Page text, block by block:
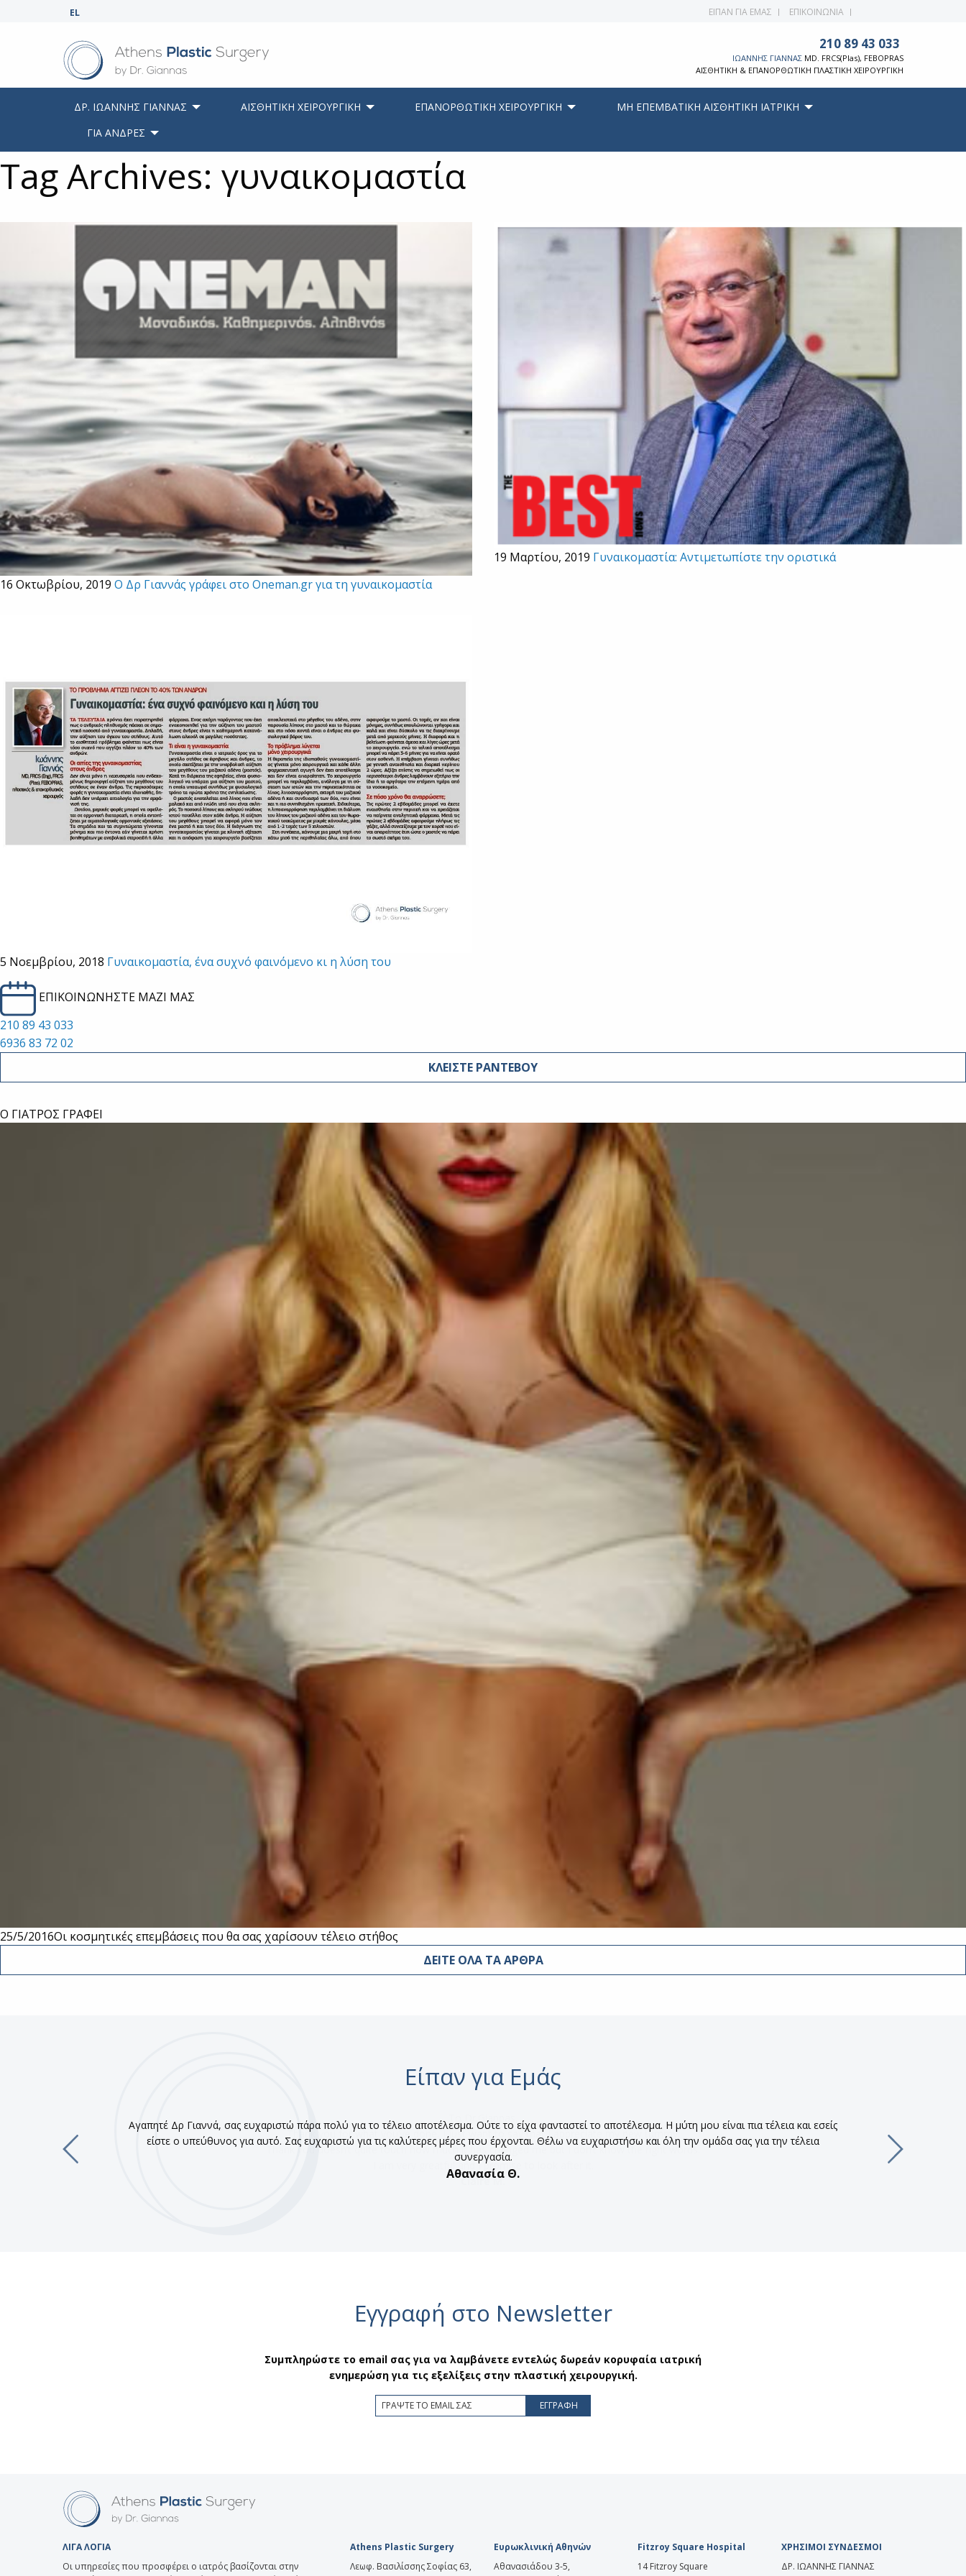
EL ΕΙΠΑΝ ΓΙΑ ΕΜΑΣ ΕΠΙΚΟΙΝΩΝΙΑ
210 89 43 033
ΙΩΑΝΝΗΣ ΓΙΑΝΝΑΣ MD. FRCS(Plas), FEBOPRAS
ΑΙΣΘΗΤΙΚΗ & ΕΠΑΝΟΡΘΩΤΙΚΗ ΠΛΑΣΤΙΚΗ ΧΕΙΡΟΥΡΓΙΚΗ
ΔΡ. ΙΩΑΝΝΗΣ ΓΙΑΝΝΑΣ ΑΙΣΘΗΤΙΚΗ ΧΕΙΡΟΥΡΓΙΚΗ ΕΠΑΝΟΡΘΩΤΙΚΗ ΧΕΙΡΟΥΡΓΙΚΗ
ΜΗ ΕΠΕΜΒΑΤΙΚΗ ΑΙΣΘΗΤΙΚΗ ΙΑΤΡΙΚΗ
ΓΙΑ ΑΝΔΡΕΣ
Tag Archives: γυναικομαστία
16 Οκτωβρίου, 2019 O Δρ Γιαννάς γράφει στο Oneman.gr για τη γυναικομαστία
19 Μαρτίου, 2019 Γυναικομαστία: Αντιμετωπίστε την οριστικά
5 Νοεμβρίου, 2018 Γυναικομαστία, ένα συχνό φαινόμενο κι η λύση του
ΕΠΙΚΟΙΝΩΝΗΣΤΕ ΜΑΖΙ ΜΑΣ
210 89 43 033
6936 83 72 02
ΚΛΕΙΣΤΕ ΡΑΝΤΕΒΟΥ
Ο ΓΙΑΤΡΟΣ ΓΡΑΦΕΙ
25/5/2016Οι κοσμητικές επεμβάσεις που θα σας χαρίσουν τέλειο στήθος
ΔΕΙΤΕ ΟΛΑ ΤΑ ΑΡΘΡΑ
Είπαν για Εμάς
Αγαπητέ Δρ Γιαννά, σας ευχαριστώ πάρα πολύ για το τέλειο αποτέλεσμα. Ούτε το είχα φανταστεί το αποτέλεσμα. Η μύτη μου είναι πια τέλεια και εσείς
είστε ο υπεύθυνος για αυτό. Σας ευχαριστώ για τις καλύτερες μέρες που έρχονται. Θέλω να ευχαριστήσω και όλη την ομάδα σας για την τέλεια
συνεργασία.
Αθανασία Θ.
Εγγραφή στο Newsletter
Συμπληρώστε το email σας για να λαμβάνετε εντελώς δωρεάν κορυφαία ιατρική
ενημερώση για τις εξελίξεις στην πλαστική χειρουργική.
ΛΙΓΑ ΛΟΓΙΑ
Οι υπηρεσίες που προσφέρει ο ιατρός βασίζονται στην
Athens Plastic Surgery
Λεωφ. Βασιλίσσης Σοφίας 63,
Ευρωκλινική Αθηνών
Αθανασιάδου 3-5,
Fitzroy Square Hospital
14 Fitzroy Square
ΧΡΗΣΙΜΟΙ ΣΥΝΔΕΣΜΟΙ
ΔΡ. ΙΩΑΝΝΗΣ ΓΙΑΝΝΑΣ